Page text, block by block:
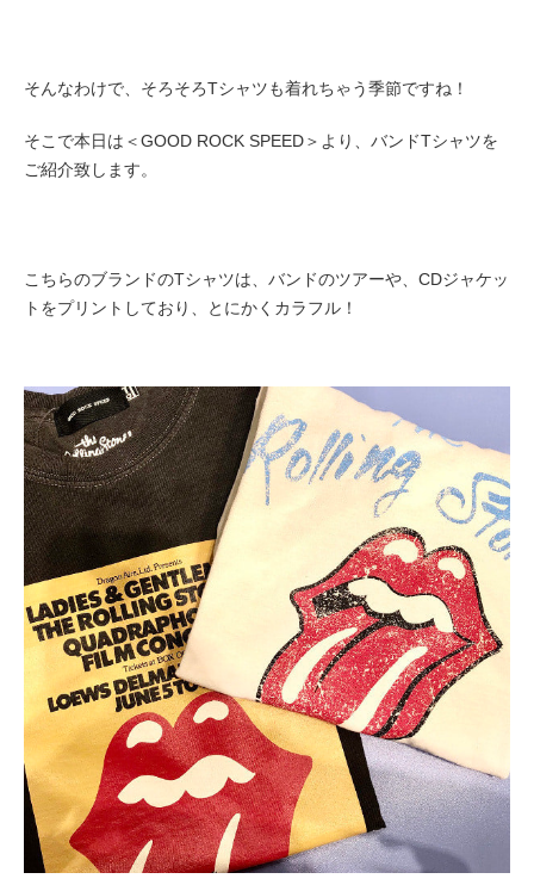
そんなわけで、そろそろTシャツも着れちゃう季節ですね！
そこで本日は＜GOOD ROCK SPEED＞より、バンドTシャツを
ご紹介致します。
こちらのブランドのTシャツは、バンドのツアーや、CDジャケッ
トをプリントしており、とにかくカラフル！